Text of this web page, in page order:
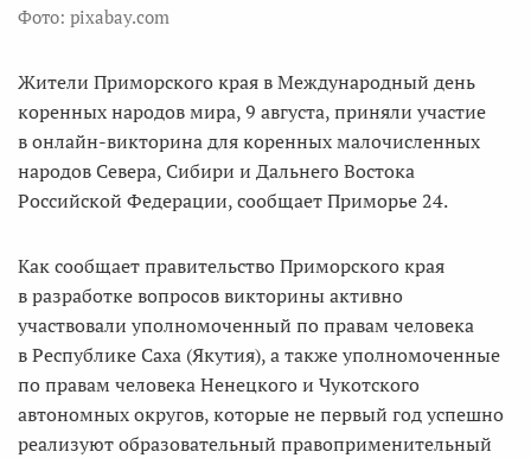
Фото: pixabay.com
Жители Приморского края в Международный день
коренных народов мира, 9 августа, приняли участие
в онлайн-викторина для коренных малочисленных
народов Севера, Сибири и Дальнего Востока
Российской Федерации, сообщает Приморье 24.
Как сообщает правительство Приморского края
в разработке вопросов викторины активно
участвовали уполномоченный по правам человека
в Республике Саха (Якутия), а также уполномоченные
по правам человека Ненецкого и Чукотского
автономных округов, которые не первый год успешно
реализуют образовательный правоприменительный